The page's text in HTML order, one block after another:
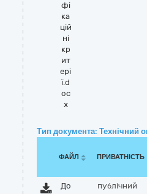
фі
ка
цій
ні
кр
ит
ері
ї.d
oc
x
Тип документа: Технічний
ФАЙЛ ПРИВАТНІСТЬ
До
публічний